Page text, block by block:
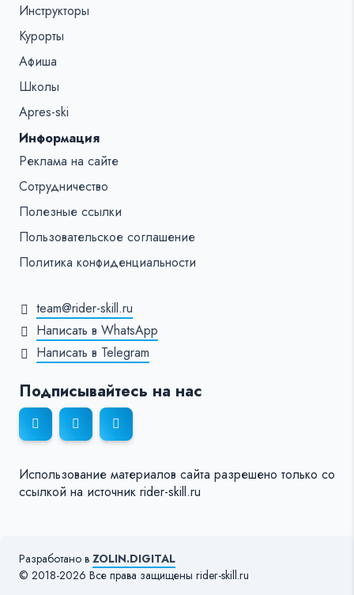
Инструкторы
Курорты
Афиша
Школы
Apres-ski
Информация
Реклама на сайте
Сотрудничество
Полезные ссылки
Пользовательское соглашение
Политика конфиденциальности
team@rider-skill.ru
Написать в WhatsApp
Написать в Telegram
Подписывайтесь на нас
Использование материалов сайта разрешено только со
ссылкой на источник rider-skill.ru
Разработано в ZOLIN.DIGITAL
© 2018-2026 Все права защищены rider-skill.ru